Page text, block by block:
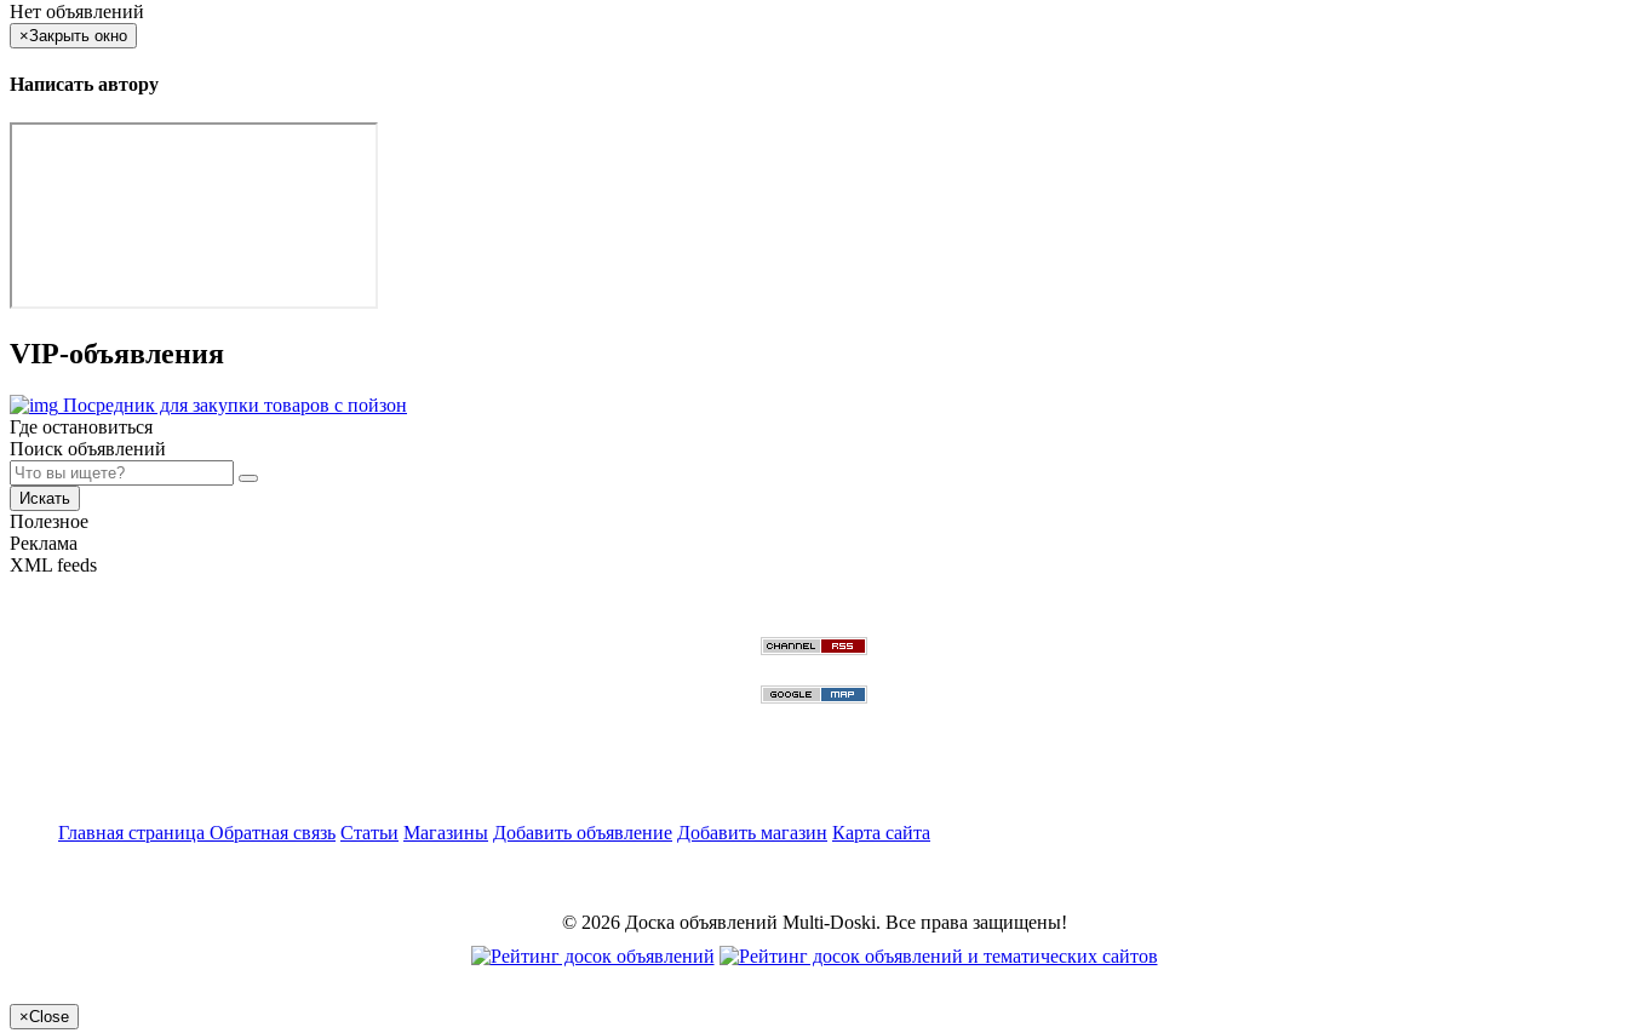
Нет объявлений
×Закрыть окно
Написать автору
VIP-объявления
Посредник для закупки товаров с пойзон
Где остановиться
Поиск объявлений
Искать
Полезное
Реклама
XML feeds
Главная страница Обратная связь Статьи Магазины Добавить объявление Добавить магазин Карта сайта
© 2026 Доска объявлений Multi-Doski. Все права защищены!
×Close